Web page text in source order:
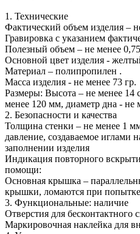
1. Технические
Фактический объем изделия –
Гравировка с указанием
Полезный объем – не менее
Основной цвет изделия -
Материал – полипропилен .
Масса изделия - не менее 73 гр.
Размеры: Высота – не менее 14
менее 120 мм, диаметр дна - не
2. Безопасности и качества
Толщина стенки – не менее 1
давление, создаваемое иглами
заполнении изделия
Индикация повторного
помощи:
Основная крышка –
крышки, ломаются при
3. Функциональные: наличие
Отверстия для бесконтактного
Маркировочная наклейка для